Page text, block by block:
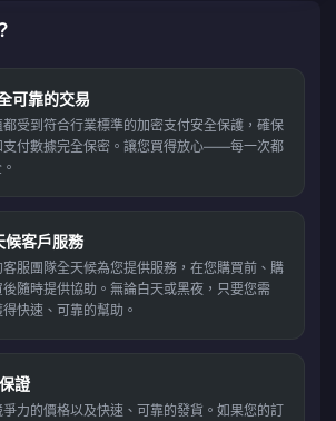
可靠的交易
受到符合行業標準的加密支付安全保護，確保
支付數據完全保密。讓您買得放心——每一次都
候客戶服務
服團隊全天候為您提供服務，在您購買前、購
後隨時提供協助。無論白天或黑夜，只要您需
快速、可靠的幫助。
證
力的價格以及快速、可靠的發貨。如果您的訂